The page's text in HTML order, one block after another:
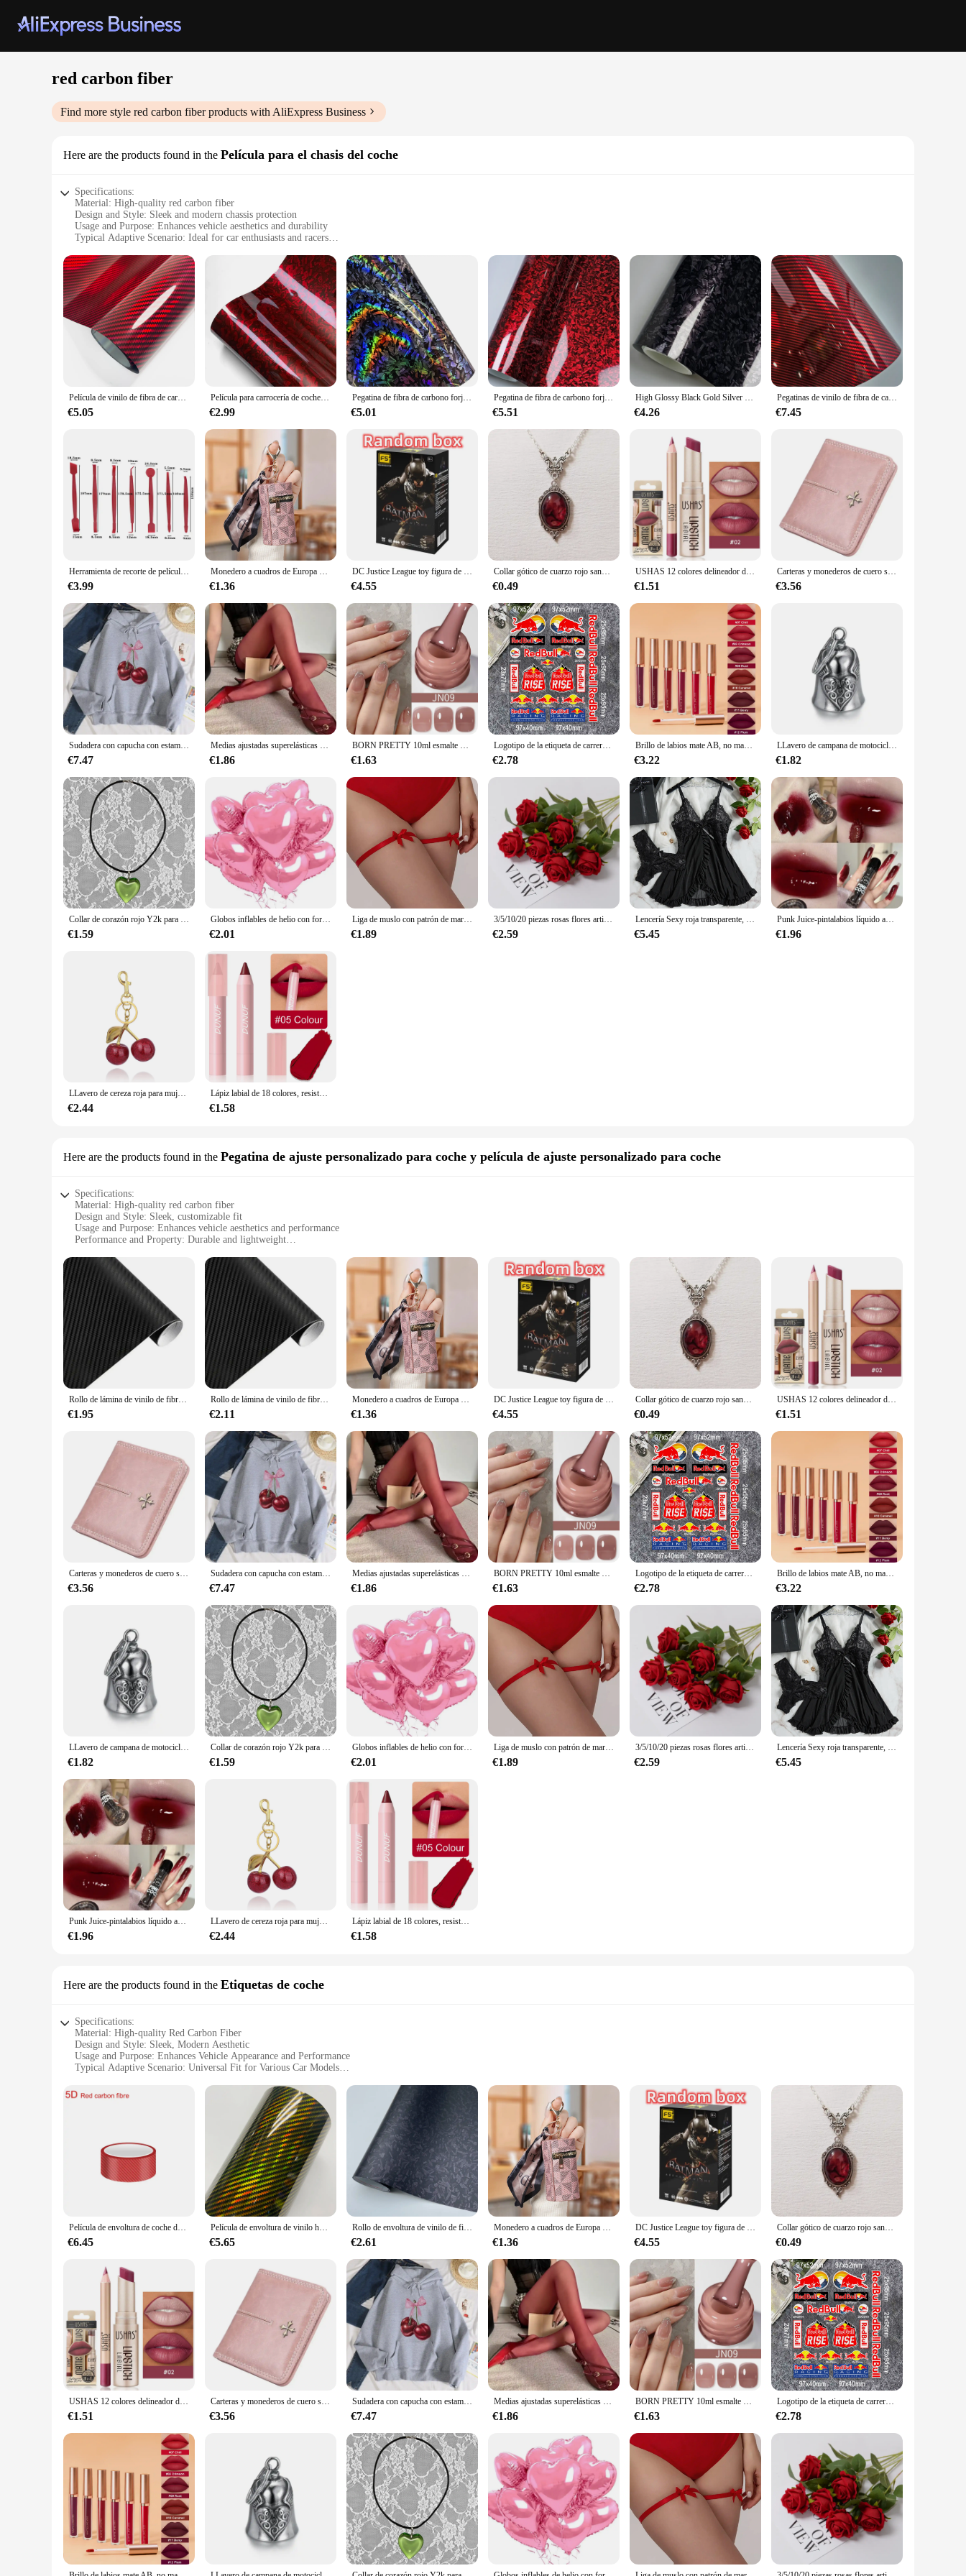
red carbon fiber
Find more style red carbon fiberproducts with AliExpress Business
Here are the products found in the Película para el chasis del coche
Specifications:
Material: High-quality red carbon fiber
Design and Style: Sleek and modern chassis protection
Usage and Purpose: Enhances vehicle aesthetics and durability
Typical Adaptive Scenario: Ideal for car enthusiasts and racers
Performance and Property: Lightweight yet robust, offering superior protection
Features:
|Wholesale|Vendors|
**Enhanced Aesthetics and Durability**
The red carbon fiber chassis film is not just about looks; it's a blend of style and substance. This product is crafted from premium-grade red carbon fiber, renowned for its lightweight yet robust
properties. It's designed to protect your vehicle's chassis from scratches, dents, and other damages while maintaining its pristine appearance. The film's sleek and modern design is sure to turn heads,
making your car stand out in any crowd.
**Tailored Fit for Your Vehicle**
Understanding the importance of a perfect fit, this red carbon fiber chassis film is available in a variety of sizes and shapes to accommodate different car models. Whether you own a sports car, a
family sedan, or a truck, you can find a custom-made solution to suit your vehicle's specific needs. The film's flexibility allows for easy application, ensuring a seamless fit that complements your car's
contours.
**Adaptable for Every Scenario**
The versatility of this red carbon fiber chassis film makes it suitable for a wide range of scenarios. Whether you're a car enthusiast looking to personalize your vehicle or a racer seeking additional
protection, this film is an excellent choice. It's not just for show; it's designed to withstand the rigors of everyday use and the challenges of the racetrack. The film's durability ensures that your car's
chassis remains protected, maintaining its pristine condition through all your adventures.
Película de vinilo de fibra de carbono roja láser de alto brillo, pegatinas para carrocería de motocicleta, cubiertas de película de coche arcoíris, accesorios, envoltura, pegatina de aluminio
€5.05
Película para carrocería de coche, película brillante de fibra de carbono forjado, envoltura de vinilo, pegatinas autoadhesivas rojas de liberación de aire, accesorios para coche
€2.99
Pegatina de fibra de carbono forjado para coche, vinilo adhesivo para capó, 50cm x 300cm, alto brillo, negro, dorado, plateado, Rojo
€5.01
Pegatina de fibra de carbono forjado para coche, vinilo adhesivo para capó, 50cm x 300cm, alto brillo, negro, dorado, plateado, Rojo
€5.51
High Glossy Black Gold Silver Red Forged Carbon Fiber Car Wrap Vinyl for Motorcycle Stickers for the Car Body Films Adhesive
€4.26
Pegatinas de vinilo de fibra de carbono de arco iris láser de alto brillo para motocicleta, pegatinas para carrocería, cubiertas de película para coche, accesorios de envoltura, papel de aluminio Stic
€7.45
Herramienta de recorte de película de coche, 7 piezas, raspadores de vinilo de envoltura automática, película de calcomanía de fibra de carbono 3D, microescurridor, Kit de fieltro, herramientas de envoltura de vinilo rojo
€3.99
Monedero a cuadros de Europa y Estados Unidos, bolso compacto con colgante para auriculares, minillavero rojo, 2024
€1.36
DC Justice League toy figura de acción de empalme, Batman, Arkham, caballero, Deathstroke, capucha roja, 11cm
€4.55
Collar gótico de cuarzo rojo sangre para mujer, colgante de mariposa, accesorios de joyería de bruja en relieve de vampiro, gargantillas Vintage
€0.49
USHAS 12 colores delineador de labios + juego de lápiz labial fácil de colorear lápiz labial mate lápiz labial rojo nude de larga duración
€1.51
Carteras y monederos de cuero sintético para mujer, monedero pequeño con broche, monedero azul y rojo
€3.56
Sudadera con capucha con estampado de cerezas rojas para mujer, Sudadera con capucha de lana cálida, moda informal con capucha, ropa holgada de cuello redondo para mujer, otoño
€7.47
Medias ajustadas superelásticas para mujer, mallas sexys de talla grande, color rojo, Primavera, otoño e invierno, Y2k, 2024
€1.86
BORN PRETTY 10ml esmalte de uñas de gelatina roja sangre esmalte de uñas de Halloween esmalte de uñas de gel transparente translúcido para manicura de invierno
€1.63
Logotipo de la etiqueta de carreras de la etiqueta Red Bull
€2.78
Brillo de labios mate AB, no manchado con taza, boca, rojo, dos juegos
€3.22
LLavero de campana de motocicleta con alas de Ángel guardián de Cruz Roja para hombres, amuleto de exorcista de motorista, accesorio de joyería de la suerte, moda
€1.82
Collar de corazón rojo Y2k para mujer, collares con colgantes de corazones grandes Vintage a la moda, cadena de cuerda, regalo para niñas, accesorios de joyería gótica
€1.59
Globos inflables de helio con forma de corazón rojo, adornos de fiesta de cumpleaños DIY para regalos de fiesta de boda, Día de San Valentín, 60-5 uds.
€2.01
Liga de muslo con patrón de mariposa para mujeres adultas, lencería elegante, accesorio de medias, juego de rol, decoración de piernas, lazo rojo
€1.89
3/5/10/20 piezas rosas flores artificiales rama de flores rosas rojas artificiales rosas falsas realistas para decoración del hogar de la boda
€2.59
Lencería Sexy roja transparente, ropa interior para mujer, ropa de dormir transparente, camisón de encaje y bragas, conjuntos de Pijamas, camisón Sexy para mujer
€5.45
Punk Juice-pintalabios líquido antiadherente, brillo de labios rojo, cristal de espejo negro, luz de agua, esmalte de labios transparente, resistente al agua, maquillaje de tinte de labios Nude
€1.96
LLavero de cereza roja para mujer y hombre, colgante de frutas y cerezas de verano, accesorios de joyería, regalo
€2.44
Lápiz labial de 18 colores, resistente al agua, Sexy, rojo, mate, tinte de contorno, lápiz labial duradero, taza antiadherente, lápiz labial, maquillaje de labios cosmético
€1.58
Here are the products found in the Pegatina de ajuste personalizado para coche y película de ajuste personalizado para coche
Specifications:
Material: High-quality red carbon fiber
Design and Style: Sleek, customizable fit
Usage and Purpose: Enhances vehicle aesthetics and performance
Performance and Property: Durable and lightweight
Applicable Scenario: Ideal for car enthusiasts and vehicle customization
Features:
**Unmatched Quality and Style**
The red carbon fiber Pegatina de Ajuste Personalizado para Coche is not just an accessory; it's a statement of style and performance. Made from the finest red carbon fiber, this product offers a sleek
and modern look that is sure to turn heads. The customizable nature of the pegatina ensures that it fits perfectly with your vehicle's design, giving it a personalized touch that stands out. Whether you're
looking to enhance the aesthetics of your sports car or add a touch of elegance to your daily commuter, this product is the perfect choice.
**Versatile and Functional**
This red carbon fiber Pegatina de Ajuste Personalizado para Coche is more than just a decorative piece; it's designed to enhance your vehicle's performance. The lightweight yet durable material does
not add unnecessary weight to your car, ensuring that it doesn't affect your vehicle's handling or fuel efficiency. The customizable film sets included in the package allow you to tailor the look of your
vehicle to your exact specifications, making it a versatile addition to any car enthusiast's collection.
**For Car Enthusiasts and Vendors Alike**
Personalizado para Coche is an excellent choice. With its wholesale availability, it's perfect for those looking to offer customization services to their customers. The sets are designed to be easy to
install, ensuring that both professionals and DIY enthusiasts can achieve a flawless fit. The product's durability and customizable nature make it a go-to choice for anyone looking to add a personal
touch to their vehicle.
Rollo de lámina de vinilo de fibra de carbono 3D para coche, 30cm x 127cm, pegatinas para coche, calcomanía para motocicleta, accesorios de estilo para automóviles
€1.95
Rollo de lámina de vinilo de fibra de carbono 3D para coche, 30cm x 127cm, pegatinas para coche, calcomanía para motocicleta, accesorios de estilo para automóviles
€2.11
Monedero a cuadros de Europa y Estados Unidos, bolso compacto con colgante para auriculares, minillavero rojo, 2024
€1.36
DC Justice League toy figura de acción de empalme, Batman, Arkham, caballero, Deathstroke, capucha roja, 11cm
€4.55
Collar gótico de cuarzo rojo sangre para mujer, colgante de mariposa, accesorios de joyería de bruja en relieve de vampiro, gargantillas Vintage
€0.49
USHAS 12 colores delineador de labios + juego de lápiz labial fácil de colorear lápiz labial mate lápiz labial rojo nude de larga duración
€1.51
Carteras y monederos de cuero sintético para mujer, monedero pequeño con broche, monedero azul y rojo
€3.56
Sudadera con capucha con estampado de cerezas rojas para mujer, Sudadera con capucha de lana cálida, moda informal con capucha, ropa holgada de cuello redondo para mujer, otoño
€7.47
Medias ajustadas superelásticas para mujer, mallas sexys de talla grande, color rojo, Primavera, otoño e invierno, Y2k, 2024
€1.86
BORN PRETTY 10ml esmalte de uñas de gelatina roja sangre esmalte de uñas de Halloween esmalte de uñas de gel transparente translúcido para manicura de invierno
€1.63
Logotipo de la etiqueta de carreras de la etiqueta Red Bull
€2.78
Brillo de labios mate AB, no manchado con taza, boca, rojo, dos juegos
€3.22
LLavero de campana de motocicleta con alas de Ángel guardián de Cruz Roja para hombres, amuleto de exorcista de motorista, accesorio de joyería de la suerte, moda
€1.82
Collar de corazón rojo Y2k para mujer, collares con colgantes de corazones grandes Vintage a la moda, cadena de cuerda, regalo para niñas, accesorios de joyería gótica
€1.59
Globos inflables de helio con forma de corazón rojo, adornos de fiesta de cumpleaños DIY para regalos de fiesta de boda, Día de San Valentín, 60-5 uds.
€2.01
Liga de muslo con patrón de mariposa para mujeres adultas, lencería elegante, accesorio de medias, juego de rol, decoración de piernas, lazo rojo
€1.89
3/5/10/20 piezas rosas flores artificiales rama de flores rosas rojas artificiales rosas falsas realistas para decoración del hogar de la boda
€2.59
Lencería Sexy roja transparente, ropa interior para mujer, ropa de dormir transparente, camisón de encaje y bragas, conjuntos de Pijamas, camisón Sexy para mujer
€5.45
Punk Juice-pintalabios líquido antiadherente, brillo de labios rojo, cristal de espejo negro, luz de agua, esmalte de labios transparente, resistente al agua, maquillaje de tinte de labios Nude
€1.96
LLavero de cereza roja para mujer y hombre, colgante de frutas y cerezas de verano, accesorios de joyería, regalo
€2.44
Lápiz labial de 18 colores, resistente al agua, Sexy, rojo, mate, tinte de contorno, lápiz labial duradero, taza antiadherente, lápiz labial, maquillaje de labios cosmético
€1.58
Here are the products found in the Etiquetas de coche
Specifications:
Material: High-quality Red Carbon Fiber
Design and Style: Sleek, Modern Aesthetic
Usage and Purpose: Enhances Vehicle Appearance and Performance
Typical Adaptive Scenario: Universal Fit for Various Car Models
Performance and Property: Lightweight and Durable, with a Premium Finish
Transform your car's interior with the stunning visual appeal of red carbon fiber. These Etiquetas de coche are not just stickers; they are a statement of style and sophistication. The sleek, modern
design complements any car's interior, making it a must-have accessory for car enthusiasts. The lightweight yet durable nature of the material ensures that the Etiquetas de coche not only look great but
also withstand the rigors of daily use.
**Enhanced Performance and Customization**
Beyond aesthetics, these red carbon fiber Etiquetas de coche offer performance benefits. The lightweight material reduces vehicle weight, which can lead to improved fuel efficiency and quicker
acceleration. Additionally, the sets are designed to provide a complete customization solution for your vehicle, allowing you to personalize every aspect of your car's interior. Whether you're looking to
add a subtle touch or a bold statement, these Etiquetas de coche are the perfect choice.
**Versatile and Convenient**
a variety of car models. The ease of installation means that you can enjoy the benefits of a red carbon fiber upgrade without the need for professional assistance. With wholesale and vendor options
available, these Etiquetas de coche are not only a stylish upgrade but also an affordable one.
Película de envoltura de coche de fibra de carbono roja 5D, película de envoltura automotriz de vinilo, película de protección de alféizar de coche, protectores de borde de puerta, Protector de alféizar
€6.45
Película de envoltura de vinilo holográfica de fibra de carbono, arcoíris rojo, sin burbujas, liberación de aire, envoltura de coche, calcomanías automotrices, bricolaje
€5.65
Rollo de envoltura de vinilo de fibra de carbono forjado PET, calcomanía adhesiva, película de papel de aluminio para coche, plata, Negro, Rojo, alta calidad
€2.61
Monedero a cuadros de Europa y Estados Unidos, bolso compacto con colgante para auriculares, minillavero rojo, 2024
€1.36
DC Justice League toy figura de acción de empalme, Batman, Arkham, caballero, Deathstroke, capucha roja, 11cm
€4.55
Collar gótico de cuarzo rojo sangre para mujer, colgante de mariposa, accesorios de joyería de bruja en relieve de vampiro, gargantillas Vintage
€0.49
USHAS 12 colores delineador de labios + juego de lápiz labial fácil de colorear lápiz labial mate lápiz labial rojo nude de larga duración
€1.51
Carteras y monederos de cuero sintético para mujer, monedero pequeño con broche, monedero azul y rojo
€3.56
Sudadera con capucha con estampado de cerezas rojas para mujer, Sudadera con capucha de lana cálida, moda informal con capucha, ropa holgada de cuello redondo para mujer, otoño
€7.47
Medias ajustadas superelásticas para mujer, mallas sexys de talla grande, color rojo, Primavera, otoño e invierno, Y2k, 2024
€1.86
BORN PRETTY 10ml esmalte de uñas de gelatina roja sangre esmalte de uñas de Halloween esmalte de uñas de gel transparente translúcido para manicura de invierno
€1.63
Logotipo de la etiqueta de carreras de la etiqueta Red Bull
€2.78